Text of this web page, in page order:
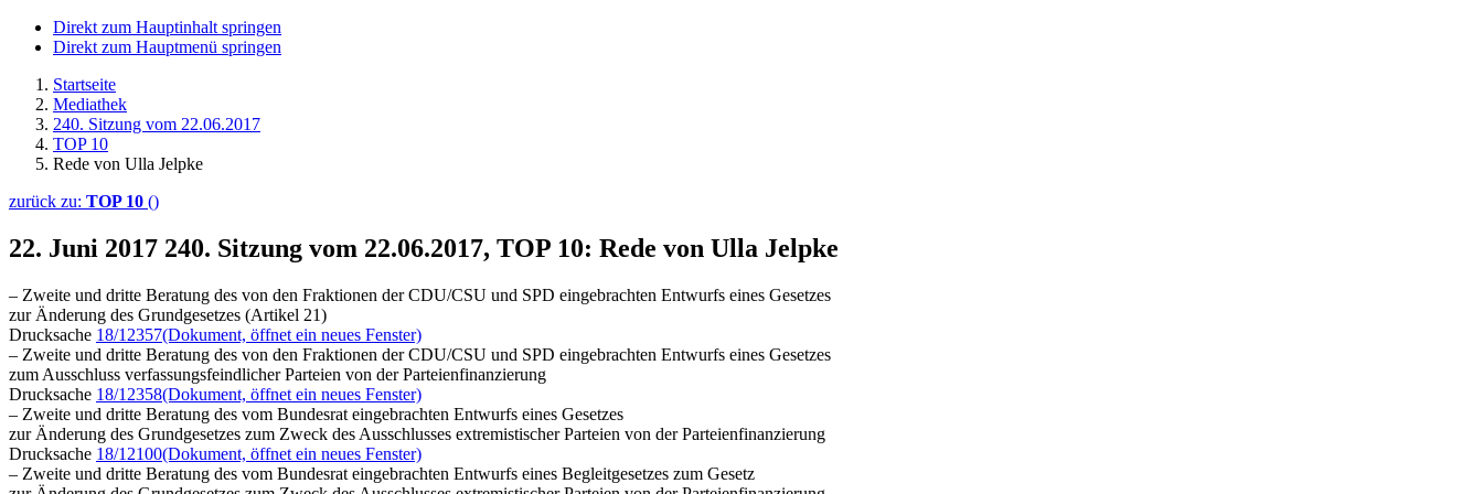
Direkt zum Hauptinhalt springen
Direkt zum Hauptmenü springen
Startseite
Mediathek
240. Sitzung vom 22.06.2017
TOP 10
Rede von Ulla Jelpke
zurück zu: TOP 10 ()
22. Juni 2017 240. Sitzung vom 22.06.2017, TOP 10: Rede von Ulla Jelpke
– Zweite und dritte Beratung des von den Fraktionen der CDU/CSU und SPD eingebrachten Entwurfs eines Gesetzes
zur Änderung des Grundgesetzes (Artikel 21)
Drucksache 18/12357(Dokument, öffnet ein neues Fenster)
– Zweite und dritte Beratung des von den Fraktionen der CDU/CSU und SPD eingebrachten Entwurfs eines Gesetzes
zum Ausschluss verfassungsfeindlicher Parteien von der Parteienfinanzierung
Drucksache 18/12358(Dokument, öffnet ein neues Fenster)
– Zweite und dritte Beratung des vom Bundesrat eingebrachten Entwurfs eines Gesetzes
zur Änderung des Grundgesetzes zum Zweck des Ausschlusses extremistischer Parteien von der Parteienfinanzierung
Drucksache 18/12100(Dokument, öffnet ein neues Fenster)
– Zweite und dritte Beratung des vom Bundesrat eingebrachten Entwurfs eines Begleitgesetzes zum Gesetz